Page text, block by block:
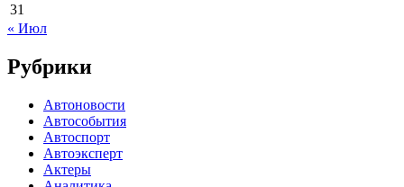
31
« Июл
Рубрики
Автоновости
Автособытия
Автоспорт
Автоэксперт
Актеры